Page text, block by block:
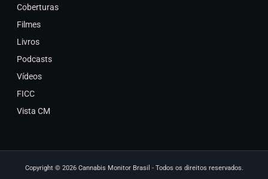
Coberturas
Filmes
Livros
Podcasts
Vídeos
FICC
Vista CM
Copyright © 2026 Cannabis Monitor Brasil - Todos os direitos reservados.